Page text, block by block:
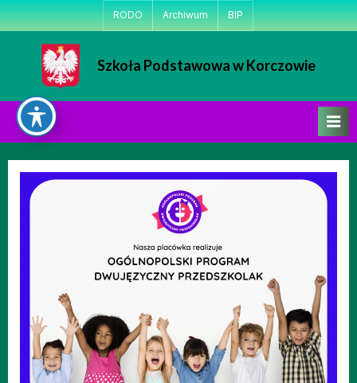
Skip
to
RODO Archiwum BIP
Szkoła Podstawowa w Korczowie